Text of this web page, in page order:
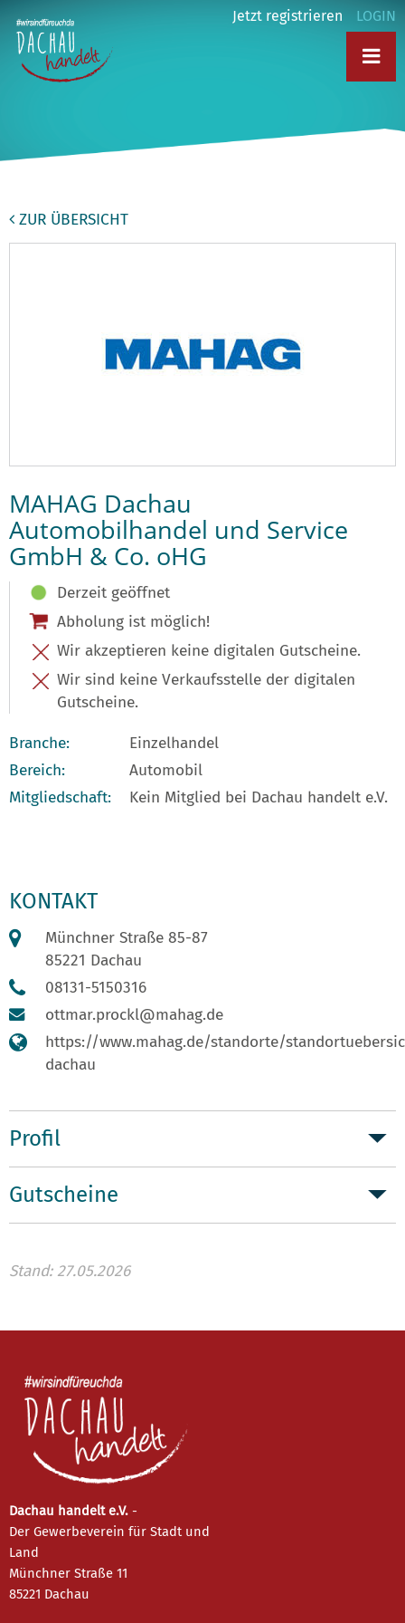
Jetzt registrieren LOGIN
ZUR ÜBERSICHT
MAHAG Dachau
Automobilhandel und Service
GmbH & Co. oHG
Derzeit geöffnet
Abholung ist möglich!
Wir akzeptieren keine digitalen Gutscheine.
Wir sind keine Verkaufsstelle der digitalen
Gutscheine.
Branche:
Einzelhandel
Bereich:
Automobil
Mitgliedschaft:
Kein Mitglied bei Dachau handelt e.V.
KONTAKT
Münchner Straße 85-87
85221 Dachau
08131-5150316
ottmar.prockl@mahag.de
https://www.mahag.de/standorte/
dachau
Profil
Gutscheine
Stand: 27.05.2026
Dachau handelt e.V. -
Der Gewerbeverein für Stadt und
Land
Münchner Straße 11
85221 Dachau